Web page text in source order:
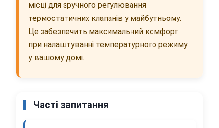
місці для зручного регулювання
термостатичних клапанів у майбутньому.
Це забезпечить максимальний комфорт
при налаштуванні температурного режиму
у вашому домі.
Часті запитання